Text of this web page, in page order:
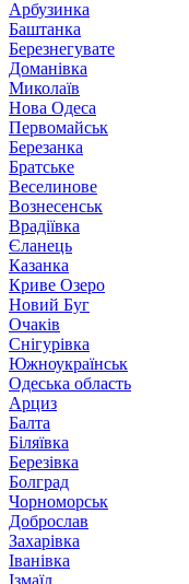
Арбузинка
Баштанка
Березнегувате
Доманівка
Миколаїв
Нова Одеса
Первомайськ
Березанка
Братське
Веселинове
Вознесенськ
Врадіївка
Єланець
Казанка
Криве Озеро
Новий Буг
Очаків
Снігурівка
Южноукраїнськ
Одеська область
Арциз
Балта
Біляївка
Березівка
Болград
Чорноморськ
Доброслав
Захарівка
Іванівка
Ізмаїл